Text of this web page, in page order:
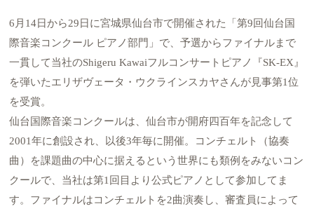
6月14日から29日に宮城県仙台市で開催された「第9回仙台国
際音楽コンクール ピアノ部門」で、予選からファイナルまで
一貫して当社のShigeru Kawaiフルコンサートピアノ『SK-EX』
を弾いたエリザヴェータ・ウクラインスカヤさんが見事第1位
を受賞。
仙台国際音楽コンクールは、仙台市が開府四百年を記念して
2001年に創設され、以後3年毎に開催。コンチェルト（協奏
曲）を課題曲の中心に据えるという世界にも類例をみないコン
クールで、当社は第1回目より公式ピアノとして参加してま
す。ファイナルはコンチェルトを2曲演奏し、審査員によって